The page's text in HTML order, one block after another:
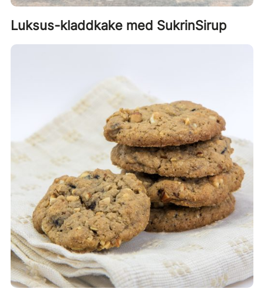
Luksus-kladdkake med SukrinSirup